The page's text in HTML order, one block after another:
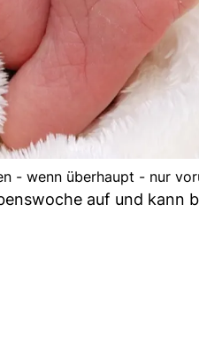
- wenn überhaupt - nur
auf und kann